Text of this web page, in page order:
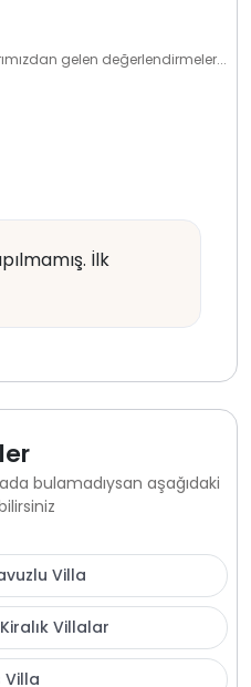
gelen değerlendirmeler...
İlk
bulamadıysan aşağıdaki
Villa
Villalar
Villa